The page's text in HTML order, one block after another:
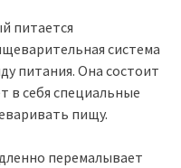
питается
система
питания. Она состоит
в себя специальные
пищу.
перемалывает